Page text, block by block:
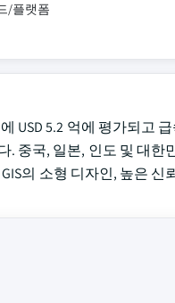
/플랫폼
USD 5.2 억에 평가되고
. 중국, 일본, 인도 및 대
의 소형 디자인, 높은